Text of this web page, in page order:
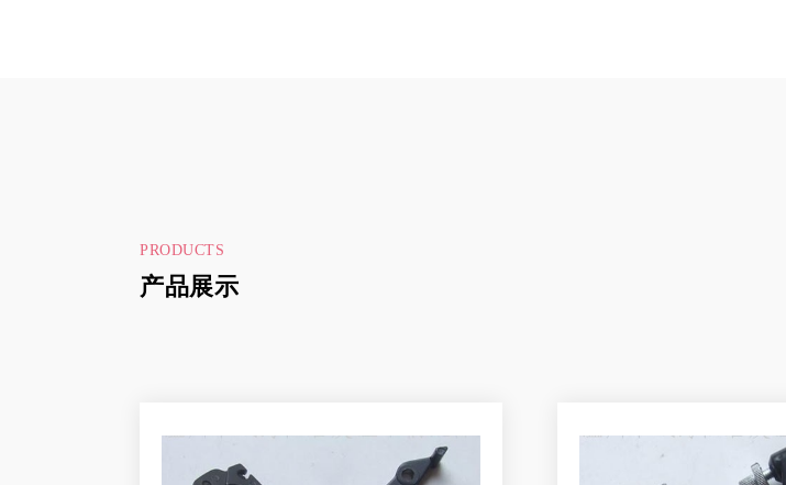
PRODUCTS
产品展示